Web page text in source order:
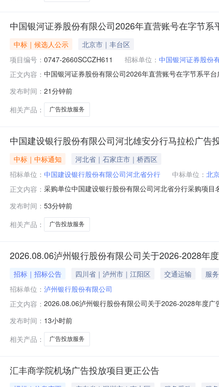
中国银河证券股份有限公司2026年直营账号在字节
中标｜候选人公示
北京市｜丰台区
项目编号： 0747-2660SCCZH611 招标单位： 中国银河证券股份
正文内容： 中国银河证券股份有限公司2026年直营账号在字节系平
区丽泽路24号院平安幸福中心B座23层本项目资金来源
化效果，拟采
发布时间： 21分钟前
相关产品：
广告投放服务
中国建设银行股份有限公司河北雄安分行马拉松广告
中标｜中标通知
河北省｜石家庄市｜桥西区
招标单位： 中国建设银行股份有限公司河北省分行 中标单位： 北
正文内容： 采购单位中国建设银行股份有限公司河北省分行采购项
自2026年8月7日至2026年8月11日联系方式联系人姓名
发布时间： 53分钟前
相关产品：
广告投放服务
2026.08.06泸州银行股份有限公司关于2026-2028年
招标｜招标公告 四川省｜泸州市｜江阳区 交通运输
服务
招标单位： 泸州银行股份有限公司
正文内容： 2026.08.06泸州银行股份有限公司关于2026-2028年度
限公司、泸州纳溪祥和广告有限公司、合江兰德广告传
发布时间： 13小时前
相关产品：
广告投放服务
汇丰商学院机场广告投放项目更正公告